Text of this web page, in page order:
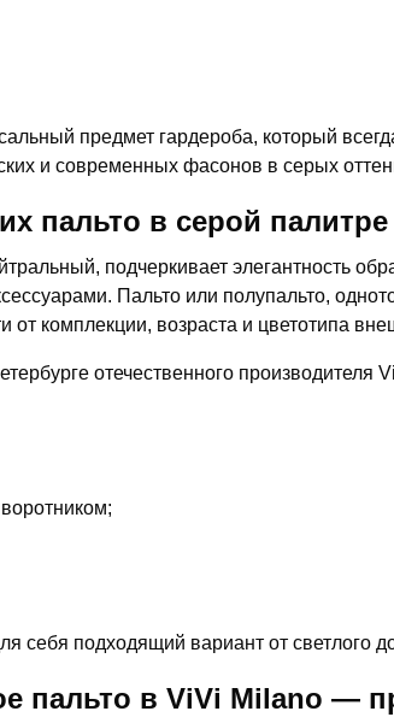
предмет гардероба, который
и современных фасонов в серых
пальто в серой палитре
подчеркивает элегантность
Пальто или полупальто,
комплекции, возраста и цветотипа
отечественного
себя подходящий вариант от светлого
пальто в ViVi Milano —